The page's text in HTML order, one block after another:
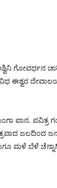
ಅಶ್ವಿನಿ ಗೋವರ್ಧನ
ಈಶ್ವರ
ಪಾನ.
ಜಲದಿಂದ
ಮಳೆ ಬೆಳೆ